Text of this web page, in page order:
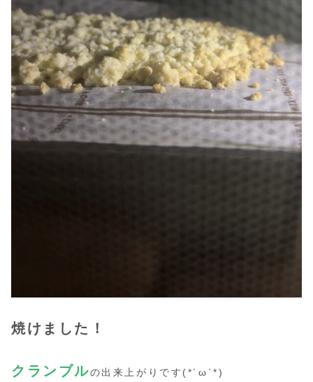
焼けました！
クランブルの出来上がりです(*´ω`*)